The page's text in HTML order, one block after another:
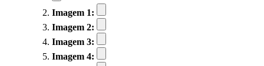
Imagem 1:
Imagem 2:
Imagem 3:
Imagem 4: